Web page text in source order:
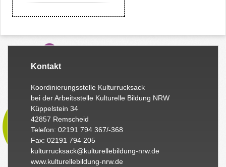
Kontakt
Koordinierungsstelle Kulturrucksack
bei der Arbeitsstelle Kulturelle Bildung NRW
Küppelstein 34
42857 Remscheid
Telefon: 02191 794 367/-368
Fax: 02191 794 205
kulturrucksack@kulturellebildung-nrw.de
www.kulturellebildung-nrw.de